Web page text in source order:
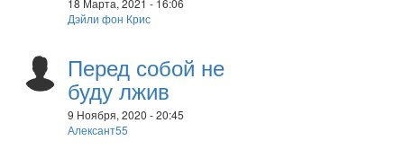
18 Марта, 2021 - 16:06
Дэйли фон Крис
Перед собой не
буду лжив
9 Ноября, 2020 - 20:45
Алексант55